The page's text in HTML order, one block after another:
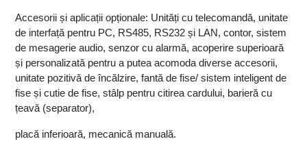
Accesorii și aplicații opționale: Unități cu telecomandă, unitate
de interfață pentru PC, RS485, RS232 și LAN, contor, sistem
de mesagerie audio, senzor cu alarmă, acoperire superioară
și personalizată pentru a putea acomoda diverse accesorii,
unitate pozitivă de încălzire, fantă de fise/ sistem inteligent de
fise și cutie de fise, stâlp pentru citirea cardului, barieră cu
țeavă (separator),
placă inferioară, mecanică manuală.